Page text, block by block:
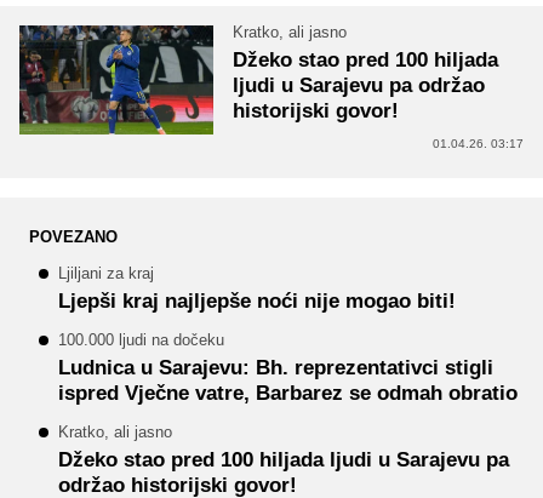
Kratko, ali jasno
Džeko stao pred 100 hiljada
ljudi u Sarajevu pa održao
historijski govor!
01.04.26. 03:17
POVEZANO
Ljiljani za kraj
Ljepši kraj najljepše noći nije mogao biti!
100.000 ljudi na dočeku
Ludnica u Sarajevu: Bh. reprezentativci stigli
ispred Vječne vatre, Barbarez se odmah obratio
Kratko, ali jasno
Džeko stao pred 100 hiljada ljudi u Sarajevu pa
održao historijski govor!